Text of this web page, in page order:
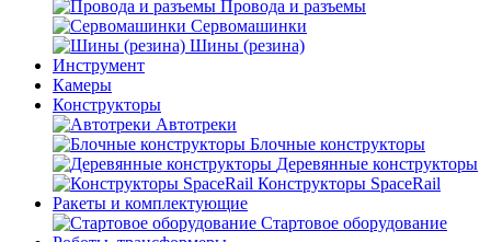
Провода и разъемы
Сервомашинки
Шины (резина)
Инструмент
Камеры
Конструкторы
Автотреки
Блочные конструкторы
Деревянные конструкторы
Конструкторы SpaceRail
Ракеты и комплектующие
Стартовое оборудование